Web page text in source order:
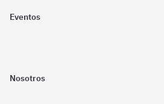
Eventos
Nosotros